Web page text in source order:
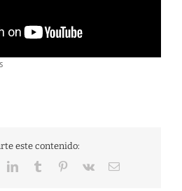
este contenido:
LinkedInTumblr Pinterest
Vk
Correo